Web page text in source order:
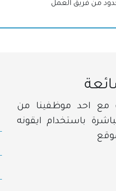
من فريق العمل
مع احد موظفينا من
باستخدام ايقونه